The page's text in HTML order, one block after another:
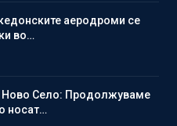
аеродроми се
во…
Ново Село: Продолжуваме
носат…